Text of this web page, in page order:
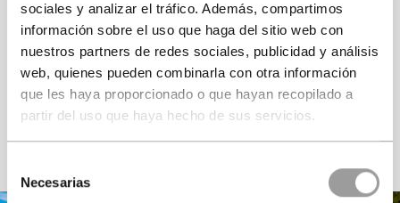
sociales y analizar el tráfico. Además, compartimos
información sobre el uso que haga del sitio web con
nuestros partners de redes sociales, publicidad y análisis
web, quienes pueden combinarla con otra información
que les haya proporcionado o que hayan recopilado a
partir del uso que haya hecho de sus servicios.
Necesarias
Más 12 años De 3 a 11 años Menos 3 años
VER DISPONIBILIDAD